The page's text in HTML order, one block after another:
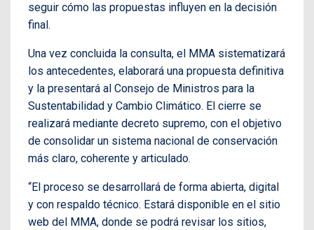
seguir cómo las propuestas influyen en la decisión
final.
Una vez concluida la consulta, el MMA sistematizará
los antecedentes, elaborará una propuesta definitiva
y la presentará al Consejo de Ministros para la
Sustentabilidad y Cambio Climático. El cierre se
realizará mediante decreto supremo, con el objetivo
de consolidar un sistema nacional de conservación
más claro, coherente y articulado.
“El proceso se desarrollará de forma abierta, digital
y con respaldo técnico. Estará disponible en el sitio
web del MMA, donde se podrá revisar los sitios,